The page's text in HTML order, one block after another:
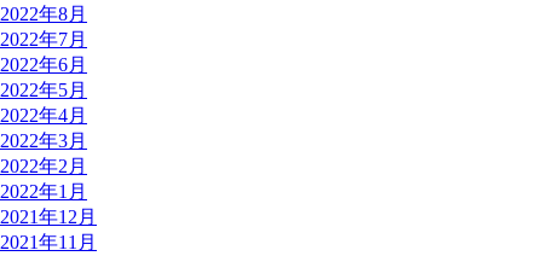
2022年8月
2022年7月
2022年6月
2022年5月
2022年4月
2022年3月
2022年2月
2022年1月
2021年12月
2021年11月